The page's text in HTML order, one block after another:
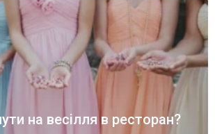
на весілля в ресторан?